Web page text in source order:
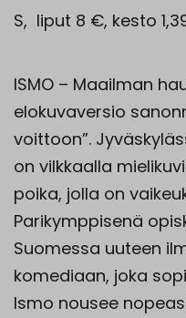
S, liput 8 €, kesto
ISMO – Maailman
elokuvaversio
voittoon”.
on vilkkaalla
poika, jolla on
Parikymppisenä
Suomessa uuteen
komediaan, joka
Ismo nousee